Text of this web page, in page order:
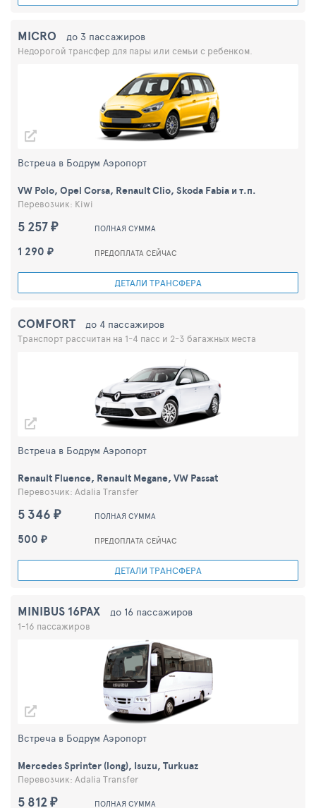
5 257 ₽ ПОЛНАЯ СУММА
1 290 ₽ ПРЕДОПЛАТА СЕЙЧАС
ДЕТАЛИ ТРАНСФЕРА
Встреча в Бодрум Аэропорт
MICRO до 3 пассажиров
Недорогой трансфер для пары или семьи с ребенком.
VW Polo, Opel Corsa, Renault Clio, Skoda Fabia и т.п.
Перевозчик: Kiwi
5 346 ₽ ПОЛНАЯ СУММА
500 ₽ ПРЕДОПЛАТА СЕЙЧАС
ДЕТАЛИ ТРАНСФЕРА
Встреча в Бодрум Аэропорт
COMFORT до 4 пассажиров
Транспорт рассчитан на 1-4 пасс и 2-3 багажных места
Renault Fluence, Renault Megane, VW Passat
Перевозчик: Adalia Transfer
5 812 ₽ ПОЛНАЯ СУММА
Встреча в Бодрум Аэропорт
MINIBUS 16PAX до 16 пассажиров
1-16 пассажиров
Mercedes Sprinter (long), Isuzu, Turkuaz
Перевозчик: Adalia Transfer